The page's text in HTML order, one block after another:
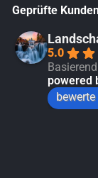
Geprüfte
5.0
powered